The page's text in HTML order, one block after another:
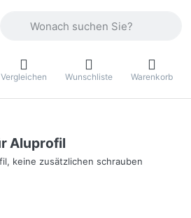
Vergleichen Wunschliste Warenkorb
Aluprofil
keine zusätzlichen schrauben